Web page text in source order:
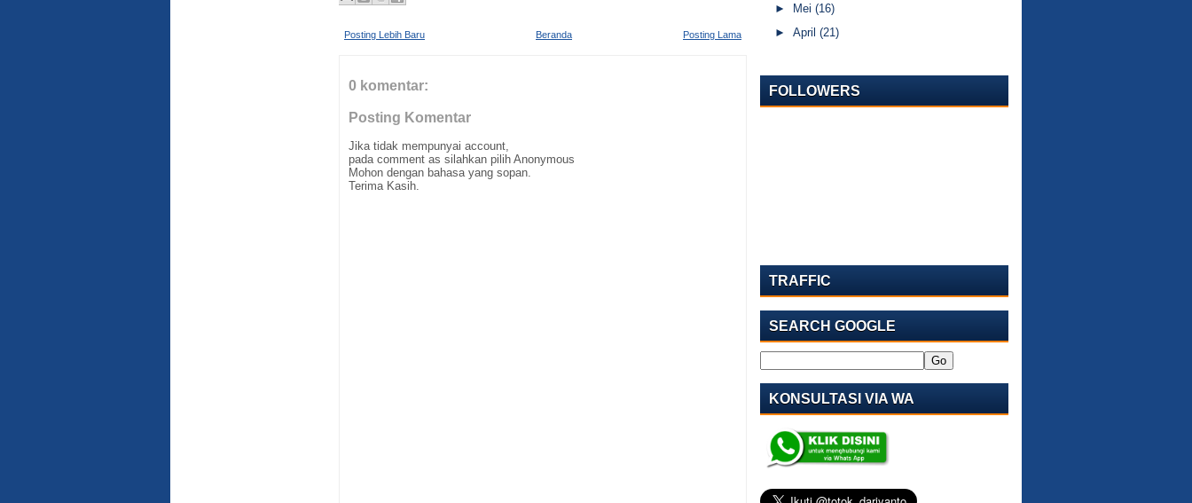
Posting Lebih Baru Posting Lama
Beranda
0 komentar:
Posting Komentar
Jika tidak mempunyai account,
pada comment as silahkan pilih Anonymous
Mohon dengan bahasa yang sopan.
Terima Kasih.
► Mei (16)
► April (21)
FOLLOWERS
TRAFFIC
SEARCH GOOGLE
KONSULTASI VIA WA